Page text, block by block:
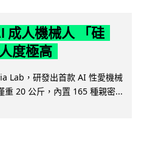
成人機械人 「硅
度極高
Lab，研發出首款 AI 性愛機械
重 20 公斤，內置 165 種親密...